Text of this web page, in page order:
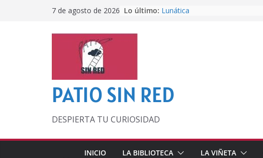
7 de agosto de 2026 Lo último: Lunática
PATIO SIN RED
DESPIERTA TU CURIOSIDAD
INICIO LA BIBLIOTECA LA VIÑETA